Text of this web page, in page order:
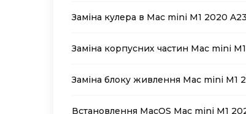
Заміна кулера в Mac mini M1 2020
Заміна корпусних частин Mac mini
Заміна блоку живлення Mac mini M1
Встановлення MacOS Mac mini M1